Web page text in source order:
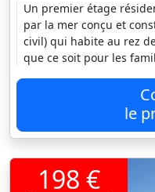
Un premier étage
par la mer conçu et
civil) qui habite au rez
que ce soit pour les famil
le
198 €